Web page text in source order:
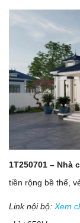
1T250701 – Nhà
tiền rộng bề thế,
Link nội bộ: Xem